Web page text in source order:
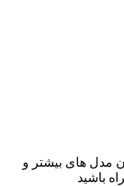
مدل های بیشتر و
باشید